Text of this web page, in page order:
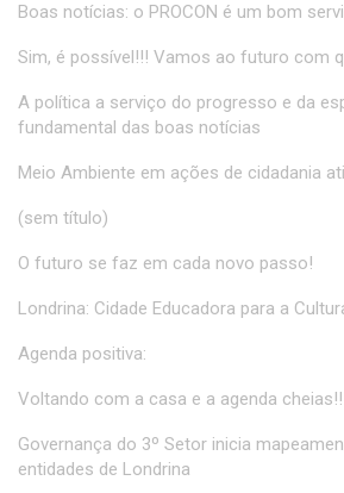
Boas notícias: o PROCON é um bom
Sim, é possível!!! Vamos ao futuro com
A política a serviço do progresso e da
fundamental das boas notícias
Meio Ambiente em ações de cidadania
(sem título)
O futuro se faz em cada novo passo!
Londrina: Cidade Educadora para a
Agenda positiva:
Voltando com a casa e a agenda
Governança do 3º Setor inicia
entidades de Londrina